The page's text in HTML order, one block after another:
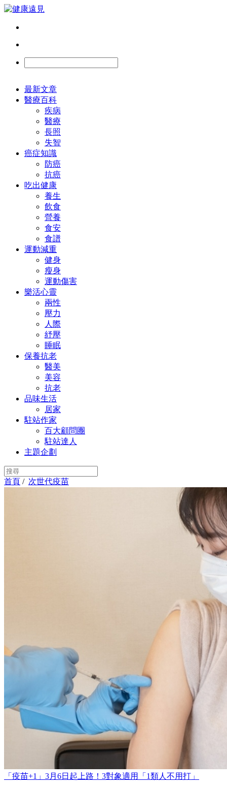
最新文章
醫療百科
疾病
醫療
長照
失智
癌症知識
防癌
抗癌
吃出健康
養生
飲食
營養
食安
食譜
運動減重
健身
瘦身
運動傷害
樂活心靈
兩性
壓力
人際
紓壓
睡眠
保養抗老
醫美
美容
抗老
品味生活
居家
駐站作家
百大顧問團
駐站達人
主題企劃
首頁 / 次世代疫苗
「疫苗+1」3月6日起上路！3對象適用「1類人不用打」